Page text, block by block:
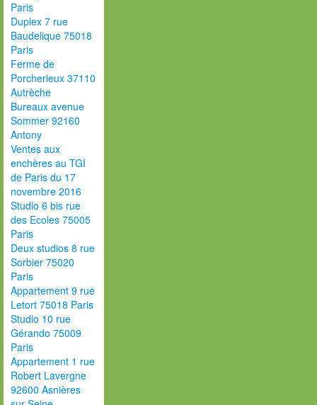
Paris
Duplex 7 rue
Baudelique 75018
Paris
Ferme de
Porcherieux 37110
Autrèche
Bureaux avenue
Sommer 92160
Antony
Ventes aux
enchères au TGI
de Paris du 17
novembre 2016
Studio 6 bis rue
des Ecoles 75005
Paris
Deux studios 8 rue
Sorbier 75020
Paris
Appartement 9 rue
Letort 75018 Paris
Studio 10 rue
Gérando 75009
Paris
Appartement 1 rue
Robert Lavergne
92600 Asnières